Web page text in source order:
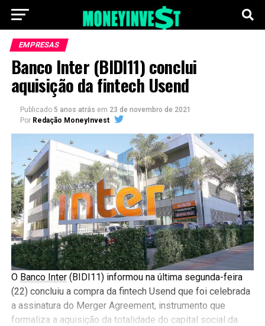
EMPRESAS
Banco Inter (BIDI11) conclui
aquisição da fintech Usend
Publicado 5 anos atrás em 23 de novembro de 2021
Por Redação MoneyInvest
O Banco Inter(BIDI11) informou na última segunda-feira
(22) concluiu a compra da fintech Usend que foi celebrada
a assinatura do Merger Agreement, instrumento que
formaliza a aquisição da totalidade do capital social da